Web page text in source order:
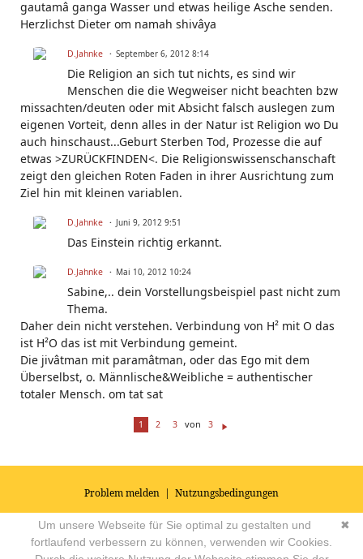
gautamâ ganga Wasser und etwas heilige Asche senden.
Herzlichst Dieter om namah shivâya
D.Jahnke September 6, 2012 8:14
Die Religion an sich tut nichts, es sind wir
Menschen die die Wegweiser nicht beachten bzw
missachten/deuten oder mit Absicht falsch auslegen zum
eigenen Vorteit, denn alles in der Natur ist Religion wo Du
auch hinschaust...Geburt Sterben Tod, Prozesse die auf
etwas >ZURÜCKFINDEN<. Die Religionswissenschanschaft
zeigt den gleichen Roten Faden in ihrer Ausrichtung zum
Ziel hin mit kleinen variablen.
D.Jahnke Juni 9, 2012 9:51
Das Einstein richtig erkannt.
D.Jahnke Mai 10, 2012 10:24
Sabine,.. dein Vorstellungsbeispiel past nicht zum
Thema.
Daher dein nicht verstehen. Verbindung von H² mit O das
ist H²O das ist mit Verbindung gemeint.
Die jivâtman mit paramâtman, oder das Ego mit dem
Überselbst, o. Männlische&Weibliche = authentischer
totaler Mensch. om tat sat
1 2 3 von 3
te
Problem melden | Nutzungsbedingungen
© 2026Impressum|Datenschutz|AGB's| Yoga Vidya Community -
Forum für Yoga, Meditation und Ayurveda Powered by
✖
Um unsere Webseite für Sie optimal zu gestalten und
fortlaufend verbessern zu können, verwenden wir Cookies.